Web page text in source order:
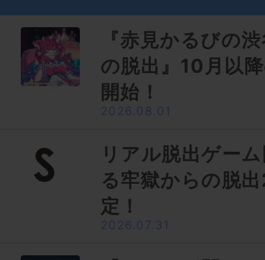
『赤見かるびの
の脱出』10月以
開始！
2026.08.01
リアル脱出ゲー
る牢獄からの脱
定！
2026.07.31